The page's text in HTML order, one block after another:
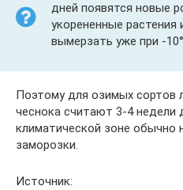
дней появятся новые
укорененные
вымерзать уже при -
Поэтому для озимых сортов
чеснока считают 3-4 недели
климатической зоне обычно
заморозки.
Источник: